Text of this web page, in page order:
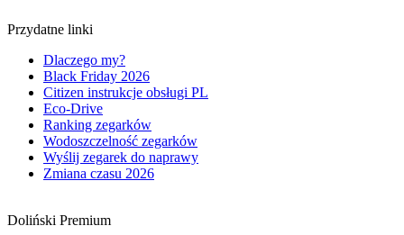
Przydatne linki
Dlaczego my?
Black Friday 2026
Citizen instrukcje obsługi PL
Eco-Drive
Ranking zegarków
Wodoszczelność zegarków
Wyślij zegarek do naprawy
Zmiana czasu 2026
Doliński Premium